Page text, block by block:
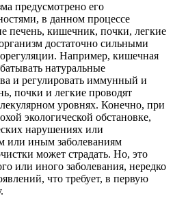
предусмотрено его
в данном процессе
печень, кишечник, почки, легкие
достаточно сильными
Например, кишечная
натуральные
и регулировать иммунный и
почки и легкие проводят
уровнях. Конечно, при
экологической обстановке,
нарушениях или
или иным заболеваниям
может страдать. Но, это
или иного заболевания, нередко
что требует, в первую